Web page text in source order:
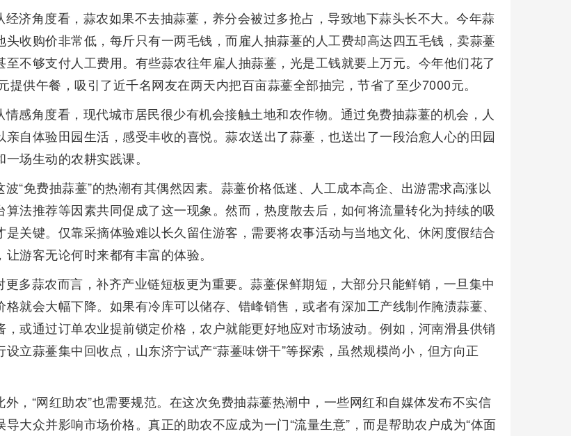
经济角度看，蒜农如果不去抽蒜薹，养分会被过多抢占，导致地下蒜头长不大。今年蒜
头收购价非常低，每斤只有一两毛钱，而雇人抽蒜薹的人工费却高达四五毛钱，卖蒜薹
至不够支付人工费用。有些蒜农往年雇人抽蒜薹，光是工钱就要上万元。今年他们花了
提供午餐，吸引了近千名网友在两天内把百亩蒜薹全部抽完，节省了至少7000元。
情感角度看，现代城市居民很少有机会接触土地和农作物。通过免费抽蒜薹的机会，人
亲自体验田园生活，感受丰收的喜悦。蒜农送出了蒜薹，也送出了一段治愈人心的田园
一场生动的农耕实践课。
波“免费抽蒜薹”的热潮有其偶然因素。蒜薹价格低迷、人工成本高企、出游需求高涨以
算法推荐等因素共同促成了这一现象。然而，热度散去后，如何将流量转化为持续的吸
是关键。仅靠采摘体验难以长久留住游客，需要将农事活动与当地文化、休闲度假结合
让游客无论何时来都有丰富的体验。
更多蒜农而言，补齐产业链短板更为重要。蒜薹保鲜期短，大部分只能鲜销，一旦集中
格就会大幅下降。如果有冷库可以储存、错峰销售，或者有深加工产线制作腌渍蒜薹、
，或通过订单农业提前锁定价格，农户就能更好地应对市场波动。例如，河南滑县供销
设立蒜薹集中回收点，山东济宁试产“蒜薹味饼干”等探索，虽然规模尚小，但方向正
外，“网红助农”也需要规范。在这次免费抽蒜薹热潮中，一些网红和自媒体发布不实信
导大众并影响市场价格。真正的助农不应成为一门“流量生意”，而是帮助农户成为“体面